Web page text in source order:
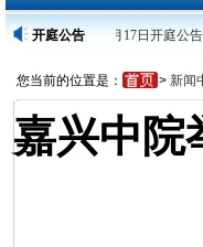
开庭公告
民法院2026年4月17日开庭公告
您当前的位置是： > 新闻
嘉兴中院